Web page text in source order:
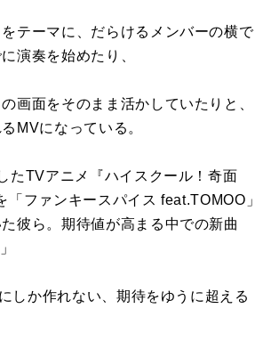
をテーマに、だらけるメンバーの横で
演奏を始めたり、
画面をそのまま活かしていたりと、
MVになっている。
たTVアニメ『ハイスクール！奇面
「ファンキースパイス feat.TOMOO」
彼ら。期待値が高まる中での新曲
しか作れない、期待をゆうに超える